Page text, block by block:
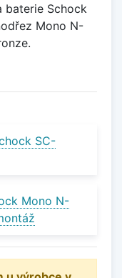
baterie Schock
Mono N-
SC-
Mono N-